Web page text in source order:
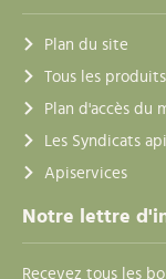
Plan du site
Tous les produits
Plan d'accès du
Les Syndicats
Apiservices
Notre lettre
Recevez tous les